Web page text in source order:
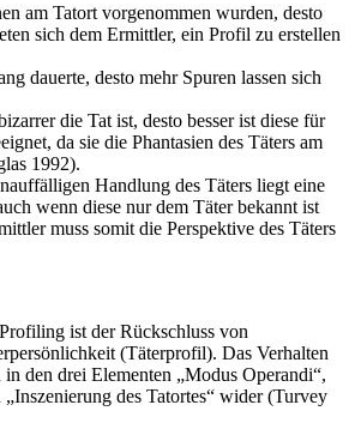
am Tatort vorgenommen wurden, desto
sich dem Ermittler, ein Profil zu erstellen
dauerte, desto mehr Spuren lassen sich
die Tat ist, desto besser ist diese für
da sie die Phantasien des Täters am
1992).
Handlung des Täters liegt eine
wenn diese nur dem Täter bekannt ist
muss somit die Perspektive des Täters
ist der Rückschluss von
(Täterprofil). Das Verhalten
in den drei Elementen „Modus Operandi“,
des Tatortes“ wider (Turvey